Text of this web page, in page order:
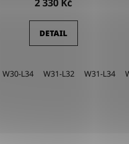
2 330 Kč
DETAIL
W30-L34 W31-L32 W31-L34